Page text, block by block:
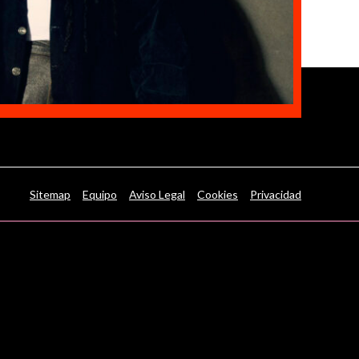
Sitemap Equipo Aviso Legal Cookies Privacidad